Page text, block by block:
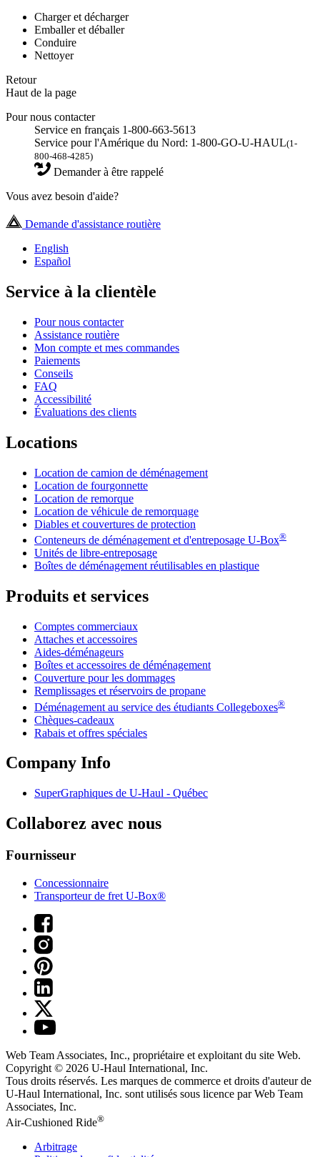
Charger et décharger
Emballer et déballer
Conduire
Nettoyer
Retour
Haut de la page
Pour nous contacter
Service en français 1-800-663-5613
Service pour l'Amérique du Nord: 1-800-GO-U-HAUL(1-
800-468-4285)
Demander à être rappelé
Vous avez besoin d'aide?
Demande d'assistance routière
English
Español
Service à la clientèle
Pour nous contacter
Assistance routière
Mon compte et mes commandes
Paiements
Conseils
FAQ
Accessibilité
Évaluations des clients
Locations
Location de camion de déménagement
Location de fourgonnette
Location de remorque
Location de véhicule de remorquage
Diables et couvertures de protection
Conteneurs de déménagement et d'entreposage U-Box®
Unités de libre-entreposage
Boîtes de déménagement réutilisables en plastique
Produits et services
Comptes commerciaux
Attaches et accessoires
Aides-déménageurs
Boîtes et accessoires de déménagement
Couverture pour les dommages
Remplissages et réservoirs de propane
Déménagement au service des étudiants Collegeboxes®
Chèques-cadeaux
Rabais et offres spéciales
Company Info
SuperGraphiques de U-Haul - Québec
Collaborez avec nous
Fournisseur
Concessionnaire
Transporteur de fret U-Box®
Web Team Associates, Inc., propriétaire et exploitant du site Web.
Copyright © 2026 U-Haul International, Inc.
Tous droits réservés. Les marques de commerce et droits d'auteur de
U-Haul International, Inc. sont utilisés sous licence par Web Team
Associates, Inc.
Air-Cushioned Ride®
Arbitrage